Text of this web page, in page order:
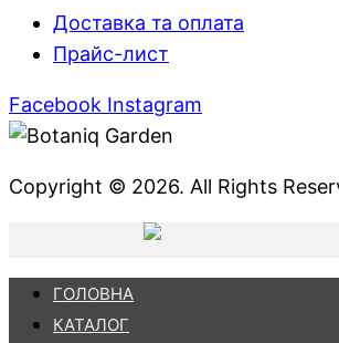
Доставка та оплата
Прайс-лист
Facebook Instagram
Copyright © 2026. All Rights
ГОЛОВНА
КАТАЛОГ